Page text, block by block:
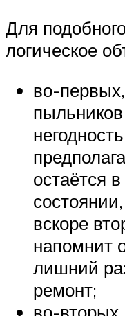
Для
логическое
во-
остаётся
вскоре
напомнит
лишний
ремонт;